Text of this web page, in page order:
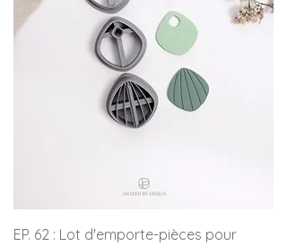
EP. 62 : Lot d'emporte-pièces pour